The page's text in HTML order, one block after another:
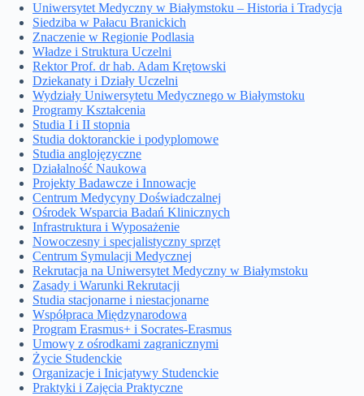
Uniwersytet Medyczny w Białymstoku – Historia i Tradycja
Siedziba w Pałacu Branickich
Znaczenie w Regionie Podlasia
Władze i Struktura Uczelni
Rektor Prof. dr hab. Adam Krętowski
Dziekanaty i Działy Uczelni
Wydziały Uniwersytetu Medycznego w Białymstoku
Programy Kształcenia
Studia I i II stopnia
Studia doktoranckie i podyplomowe
Studia anglojęzyczne
Działalność Naukowa
Projekty Badawcze i Innowacje
Centrum Medycyny Doświadczalnej
Ośrodek Wsparcia Badań Klinicznych
Infrastruktura i Wyposażenie
Nowoczesny i specjalistyczny sprzęt
Centrum Symulacji Medycznej
Rekrutacja na Uniwersytet Medyczny w Białymstoku
Zasady i Warunki Rekrutacji
Studia stacjonarne i niestacjonarne
Współpraca Międzynarodowa
Program Erasmus+ i Socrates-Erasmus
Umowy z ośrodkami zagranicznymi
Życie Studenckie
Organizacje i Inicjatywy Studenckie
Praktyki i Zajęcia Praktyczne